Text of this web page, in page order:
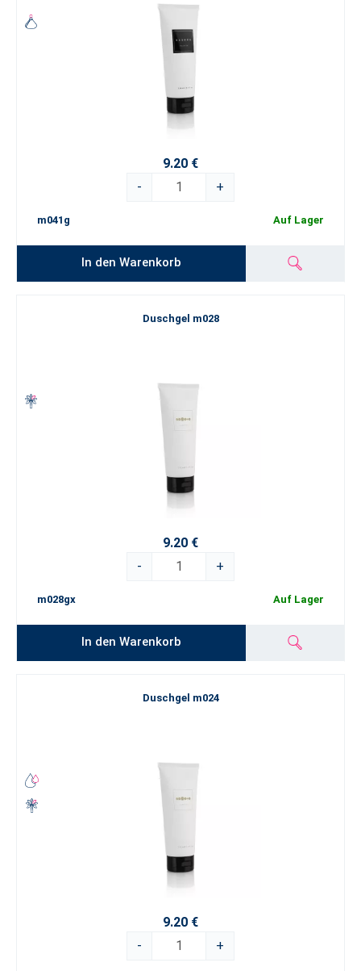
9.20 €
-
+
m041g Auf Lager
In den Warenkorb
Duschgel m028
9.20 €
-
+
m028gx Auf Lager
In den Warenkorb
Duschgel m024
9.20 €
-
+